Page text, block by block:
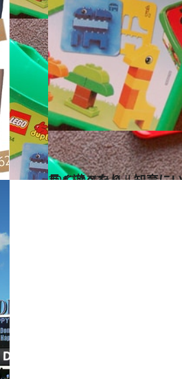
2012.9.27
長く遊べたり、知育に
ライフスタイル